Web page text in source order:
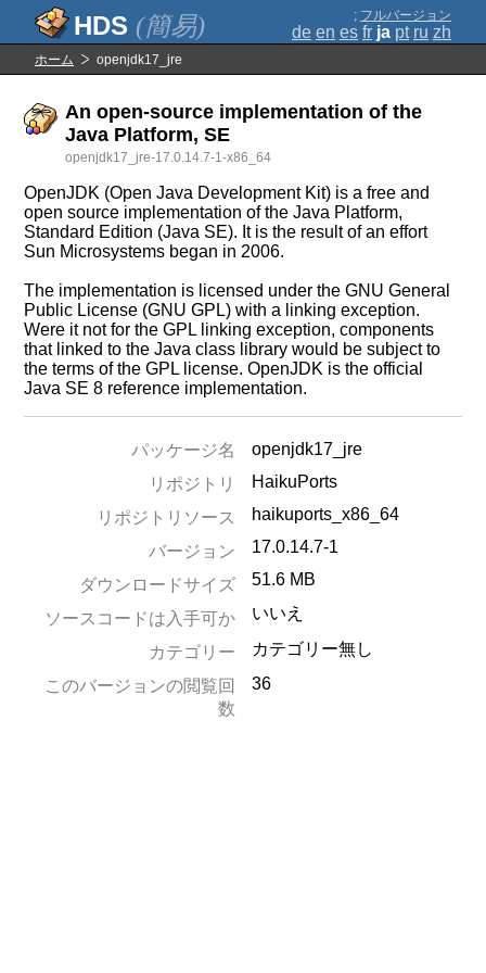
(簡易) ; フルバージョン
de en es fr ja pt ru zh
ホーム openjdk17_jre
An open-source implementation of the
Java Platform, SE
openjdk17_jre-17.0.14.7-1-x86_64
OpenJDK (Open Java Development Kit) is a free and
open source implementation of the Java Platform,
Standard Edition (Java SE). It is the result of an effort
Sun Microsystems began in 2006.
The implementation is licensed under the GNU General
Public License (GNU GPL) with a linking exception.
Were it not for the GPL linking exception, components
that linked to the Java class library would be subject to
the terms of the GPL license. OpenJDK is the official
Java SE 8 reference implementation.
パッケージ名
openjdk17_jre
リポジトリ
HaikuPorts
リポジトリソース
haikuports_x86_64
バージョン
17.0.14.7-1
ダウンロードサイズ 51.6 MB
ソースコードは入手可か いいえ
カテゴリー
カテゴリー無し
このバージョンの閲覧回
数
36